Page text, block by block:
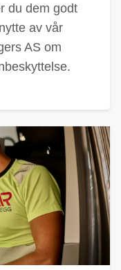
du dem godt
av vår
AS om